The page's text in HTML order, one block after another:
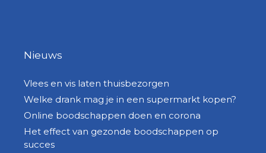
Nieuws
Vlees en vis laten thuisbezorgen
Welke drank mag je in een supermarkt kopen?
Online boodschappen doen en corona
Het effect van gezonde boodschappen op
succes